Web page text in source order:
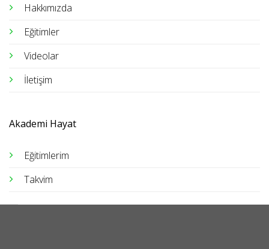
Hakkımızda
Eğitimler
Videolar
İletişim
Akademi Hayat
Eğitimlerim
Takvim